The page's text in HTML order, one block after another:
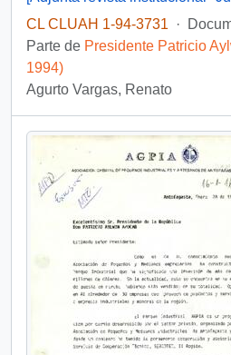
CL CLUAH 1-94-3731
·
Parte de Presidente Patricio
1994)
Agurto Vargas, Renato